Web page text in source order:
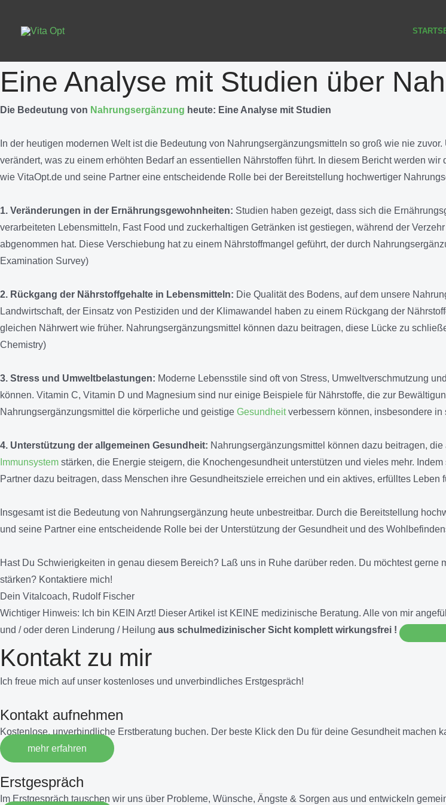
Inhalt
Eine Analyse mit Studien über
Die Bedeutung von Nahrungsergänzung heute: Eine Analyse mit Studien
In der heutigen modernen Welt ist die Bedeutung von Nahrungsergänzungsmitteln so groß wie nie
verändert, was zu einem erhöhten Bedarf an essentiellen Nährstoffen führt. In diesem Bericht werden
wie VitaOpt.de und seine Partner eine entscheidende Rolle bei der Bereitstellung hochwertiger
1. Veränderungen in der Ernährungsgewohnheiten: Studien haben gezeigt, dass sich die
verarbeiteten Lebensmitteln, Fast Food und zuckerhaltigen Getränken ist gestiegen, während der
abgenommen hat. Diese Verschiebung hat zu einem Nährstoffmangel geführt, der durch
Examination Survey)
2. Rückgang der Nährstoffgehalte in Lebensmitteln: Die Qualität des Bodens, auf dem unsere
Landwirtschaft, der Einsatz von Pestiziden und der Klimawandel haben zu einem Rückgang der
gleichen Nährwert wie früher. Nahrungsergänzungsmittel können dazu beitragen, diese Lücke zu
Chemistry)
3. Stress und Umweltbelastungen: Moderne Lebensstile sind oft von Stress, Umweltverschmutzung
können. Vitamin C, Vitamin D und Magnesium sind nur einige Beispiele für Nährstoffe, die zur
Nahrungsergänzungsmittel die körperliche und geistige Gesundheitverbessern können, insbesondere in
4. Unterstützung der allgemeinen Gesundheit: Nahrungsergänzungsmittel können dazu beitragen,
Immunsystem stärken, die Energie steigern, die Knochengesundheit unterstützen und vieles mehr.
Partner dazu beitragen, dass Menschen ihre Gesundheitsziele erreichen und ein aktives, erfülltes Leben
Insgesamt ist die Bedeutung von Nahrungsergänzung heute unbestreitbar. Durch die Bereitstellung
und seine Partner eine entscheidende Rolle bei der Unterstützung der Gesundheit und des
Hast Du Schwierigkeiten in genau diesem Bereich? Laß uns in Ruhe darüber reden. Du möchtest
stärken? Kontaktiere mich!
Dein Vitalcoach, Rudolf Fischer
Wichtiger Hinweis: Ich bin KEIN Arzt! Dieser Artikel ist KEINE medizinische Beratung. Alle von mir
und / oder deren Linderung / Heilung aus schulmedizinischer Sicht komplett wirkungsfrei !
Kontakt zu mir
Ich freue mich auf unser kostenloses und unverbindliches Erstgespräch!
Kontakt aufnehmen
Kostenlose, unverbindliche Erstberatung buchen. Der beste Klick den Du für deine Gesundheit machen
mehr erfahren
Erstgespräch
Im Erstgespräch tauschen wir uns über Probleme, Wünsche, Ängste & Sorgen aus und entwickeln